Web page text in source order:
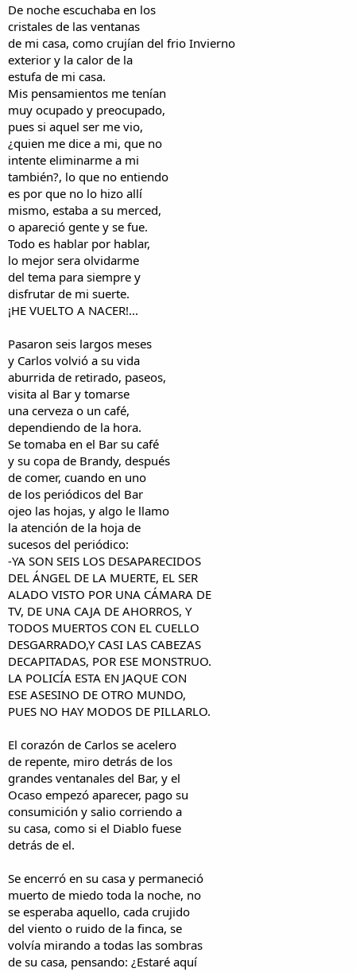
De noche escuchaba en los
cristales de las ventanas
de mi casa, como crujían del frio Invierno
exterior y la calor de la
estufa de mi casa.
Mis pensamientos me tenían
muy ocupado y preocupado,
pues si aquel ser me vio,
¿quien me dice a mi, que no
intente eliminarme a mi
también?, lo que no entiendo
es por que no lo hizo allí
mismo, estaba a su merced,
o apareció gente y se fue.
Todo es hablar por hablar,
lo mejor sera olvidarme
del tema para siempre y
disfrutar de mi suerte.
¡HE VUELTO A NACER!...
Pasaron seis largos meses
y Carlos volvió a su vida
aburrida de retirado, paseos,
visita al Bar y tomarse
una cerveza o un café,
dependiendo de la hora.
Se tomaba en el Bar su café
y su copa de Brandy, después
de comer, cuando en uno
de los periódicos del Bar
ojeo las hojas, y algo le llamo
la atención de la hoja de
sucesos del periódico:
-YA SON SEIS LOS DESAPARECIDOS
DEL ÁNGEL DE LA MUERTE, EL SER
ALADO VISTO POR UNA CÁMARA DE
TV, DE UNA CAJA DE AHORROS, Y
TODOS MUERTOS CON EL CUELLO
DESGARRADO,Y CASI LAS CABEZAS
DECAPITADAS, POR ESE MONSTRUO.
LA POLICÍA ESTA EN JAQUE CON
ESE ASESINO DE OTRO MUNDO,
PUES NO HAY MODOS DE PILLARLO.
El corazón de Carlos se acelero
de repente, miro detrás de los
grandes ventanales del Bar, y el
Ocaso empezó aparecer, pago su
consumición y salio corriendo a
su casa, como si el Diablo fuese
detrás de el.
Se encerró en su casa y permaneció
muerto de miedo toda la noche, no
se esperaba aquello, cada crujido
del viento o ruido de la finca, se
volvía mirando a todas las sombras
de su casa, pensando: ¿Estaré aquí